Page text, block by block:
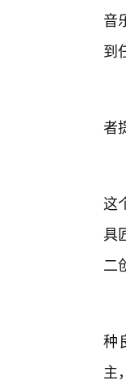
音
到
者
这
具
二
种
主